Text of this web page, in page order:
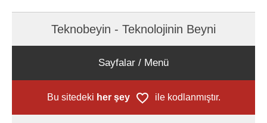
Teknobeyin - Teknolojinin Beyni
Sayfalar / Menü
Bu sitedeki her şey ile kodlanmıştır.